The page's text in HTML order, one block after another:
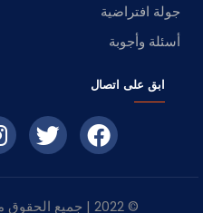
جولة افتراضية
أسئلة وأجوبة
ابق على اتصال
© 2022 | جميع الحقوق محفوظه